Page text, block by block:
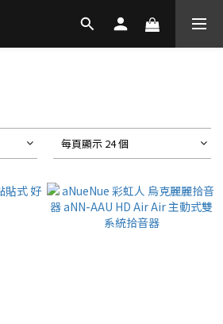
每頁顯示 24 個